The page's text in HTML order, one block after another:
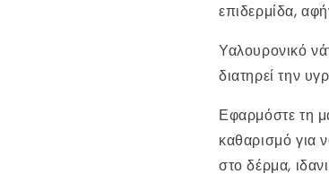
επιδερμίδα,
Υαλουρονικό
διατηρεί την
Εφαρμόστε τη
καθαρισμό για
στο δέρμα,